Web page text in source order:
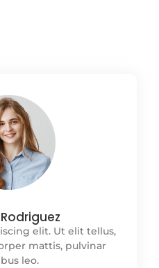
elit. Ut elit tellus,
mattis, pulvinar
leo.